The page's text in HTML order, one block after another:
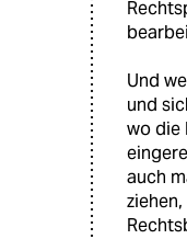
Und
und
wo die
auch